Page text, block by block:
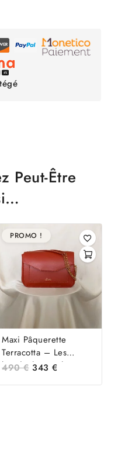
Peut-Être
PROMO !
Maxi Pâquerette
Terracotta – Les
bandoulières chaîne et
490€ 343 €